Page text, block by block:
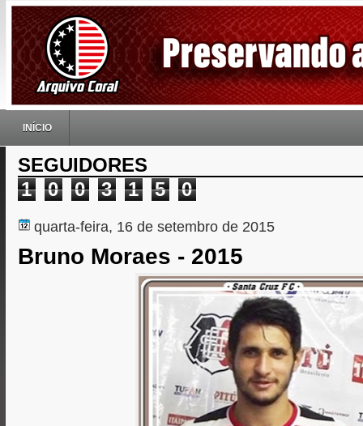
INÍCIO
SEGUIDORES
1
0 0 3 1 5 0
quarta-feira, 16 de setembro de 2015
Bruno Moraes - 2015